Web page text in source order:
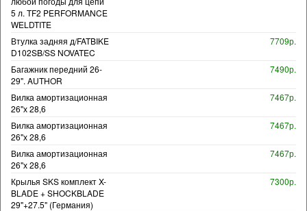
5 л. TF2 PERFORMANCE
WELDTITE
Втулка задняя д/FATBIKE
D102SB/SS NOVATEC
7709р.
Багажник передний 26-
29". AUTHOR
7490р.
Вилка амортизационная
26"х 28,6
7467р.
Вилка амортизационная
26"х 28,6
7467р.
Вилка амортизационная
26"х 28,6
7467р.
Крылья SKS комплект X-
BLADE + SHOCKBLADE
29"+27.5" (Германия)
7300р.